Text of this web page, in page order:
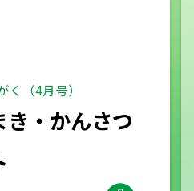
く（4月号）
き・かんさつ